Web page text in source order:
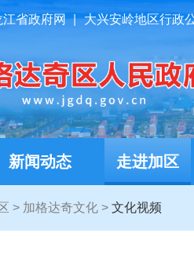
江省政府网 | 大兴安岭地区行政
新闻动态 走进加区
> 加格达奇文化 > 文化视频